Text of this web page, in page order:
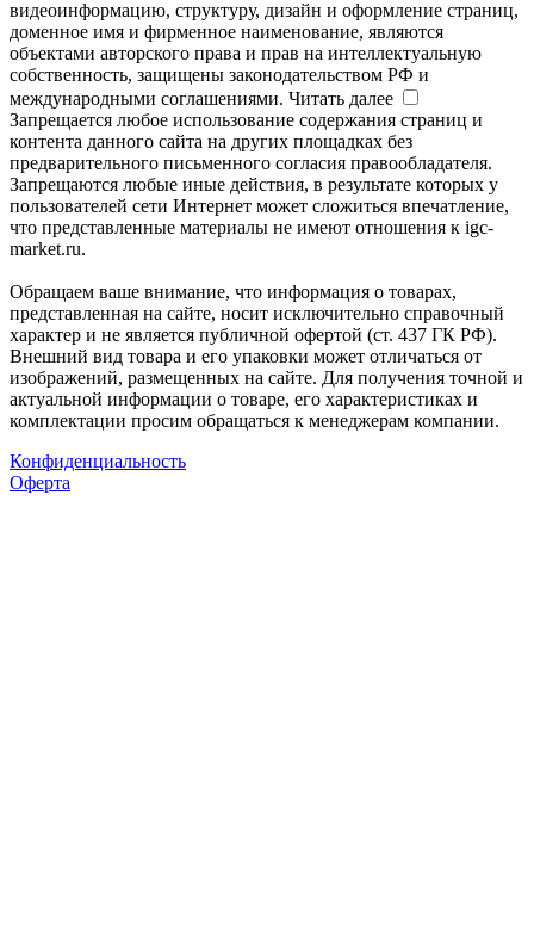
видеоинформацию, структуру, дизайн и оформление страниц,
доменное имя и фирменное наименование, являются
объектами авторского права и прав на интеллектуальную
собственность, защищены законодательством РФ и
международными соглашениями. Читать далее
Запрещается любое использование содержания страниц и
контента данного сайта на других площадках без
предварительного письменного согласия правообладателя.
Запрещаются любые иные действия, в результате которых у
пользователей сети Интернет может сложиться впечатление,
что представленные материалы не имеют отношения к igc-
market.ru.
Обращаем ваше внимание, что информация о товарах,
представленная на сайте, носит исключительно справочный
характер и не является публичной офертой (ст. 437 ГК РФ).
Внешний вид товара и его упаковки может отличаться от
изображений, размещенных на сайте. Для получения точной и
актуальной информации о товаре, его характеристиках и
комплектации просим обращаться к менеджерам компании.
Конфиденциальность
Оферта